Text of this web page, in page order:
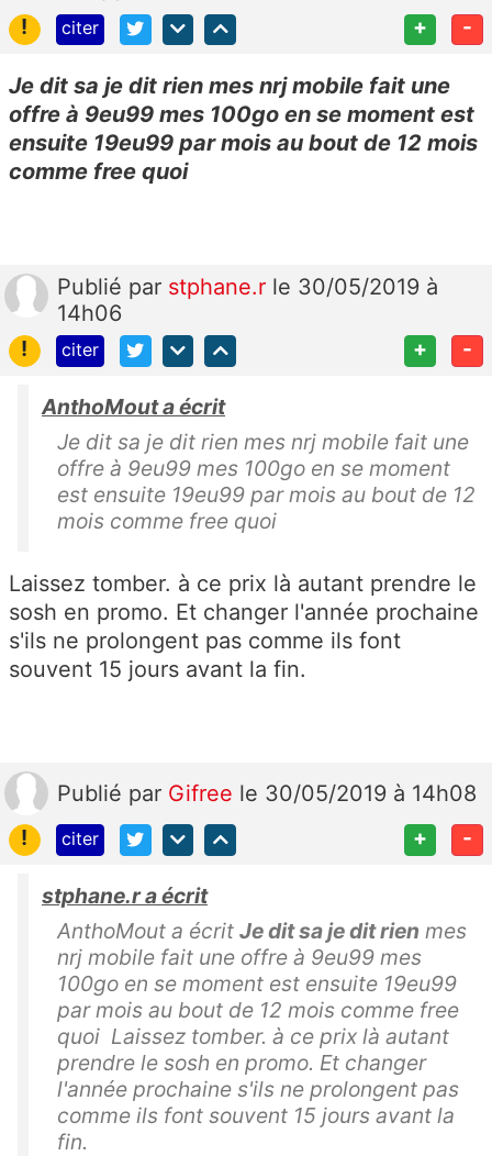
!
citer + -
Je dit sa je dit rien mes nrj mobile fait une
offre à 9eu99 mes 100go en se moment est
ensuite 19eu99 par mois au bout de 12 mois
comme free quoi
Publié par stphane.r le 30/05/2019 à
14h06
!
citer + -
AnthoMout a écrit
Je dit sa je dit rien mes nrj mobile fait une
offre à 9eu99 mes 100go en se moment
est ensuite 19eu99 par mois au bout de 12
mois comme free quoi
Laissez tomber. à ce prix là autant prendre le
sosh en promo. Et changer l'année prochaine
s'ils ne prolongent pas comme ils font
souvent 15 jours avant la fin.
Publié par Gifree le 30/05/2019 à 14h08
!
citer + -
stphane.r a écrit
AnthoMout a écrit Je dit sa je dit rien mes
nrj mobile fait une offre à 9eu99 mes
100go en se moment est ensuite 19eu99
par mois au bout de 12 mois comme free
quoi Laissez tomber. à ce prix là autant
prendre le sosh en promo. Et changer
l'année prochaine s'ils ne prolongent pas
comme ils font souvent 15 jours avant la
fin.